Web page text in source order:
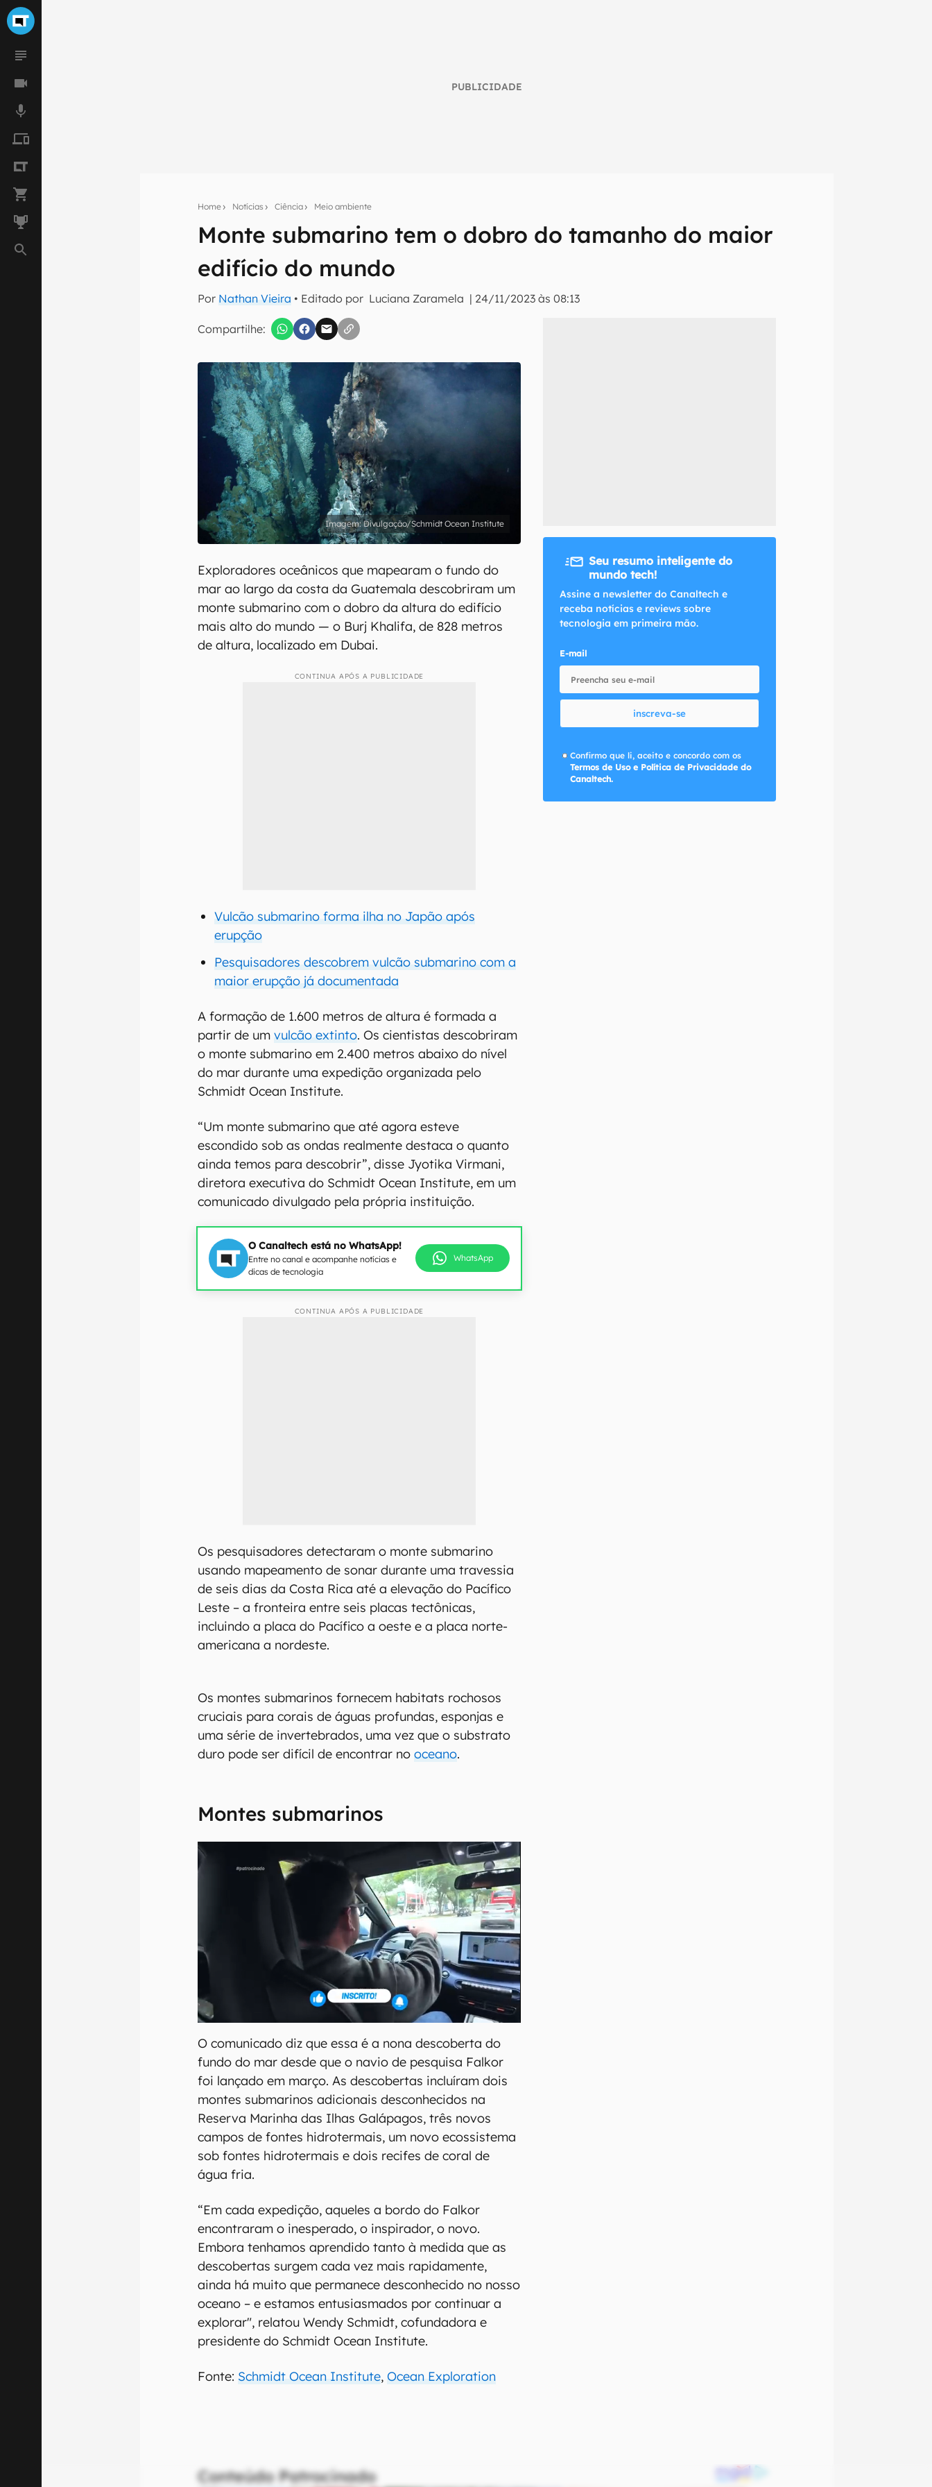
PUBLICIDADE
Home Notícias Ciência Meio ambiente
Monte submarino tem o dobro do tamanho do maior
edifício do mundo
Por Nathan Vieira • Editado por Luciana Zaramela | 24/11/2023 às 08:13
Compartilhe:
Seu resumo inteligente do mundo tech!
Assine a newsletter do Canaltech e receba notícias e reviews sobre tecnologia em primeira
mão.
Confirmo que li, aceito e concordo com os
Divulgação/Schmidt Ocean Institute
Exploradores oceânicos que mapearam o fundo do
mar ao largo da costa da Guatemala descobriram um
monte submarino com o dobro da altura do edifício
mais alto do mundo — o Burj Khalifa, de 828 metros
de altura, localizado em Dubai.
CONTINUA APÓS A PUBLICIDADE
Vulcão submarino forma ilha no Japão após
erupção
Pesquisadores descobrem vulcão submarino com a
maior erupção já documentada
A formação de 1.600 metros de altura é formada a
partir de umvulcão extinto. Os cientistas descobriram
o monte submarino em 2.400 metros abaixo do nível
do mar durante uma expedição organizada pelo
Schmidt Ocean Institute.
“Um monte submarino que até agora esteve
escondido sob as ondas realmente destaca o quanto
ainda temos para descobrir”, disse Jyotika Virmani,
diretora executiva do Schmidt Ocean Institute, em um
comunicado divulgado pela própria instituição.
O Canaltech está no WhatsApp!
Entre no canal e acompanhe notícias e
dicas de tecnologia
WhatsApp
CONTINUA APÓS A PUBLICIDADE
Os pesquisadores detectaram o monte submarino
usando mapeamento de sonar durante uma travessia
de seis dias da Costa Rica até a elevação do Pacífico
Leste – a fronteira entre seis placas tectônicas,
incluindo a placa do Pacífico a oeste e a placa norte-
americana a nordeste.
Os montes submarinos fornecem habitats rochosos
cruciais para corais de águas profundas, esponjas e
uma série de invertebrados, uma vez que o substrato
duro pode ser difícil de encontrar nooceano.
Montes submarinos
O comunicado diz que essa é a nona descoberta do
fundo do mar desde que o navio de pesquisa Falkor
foi lançado em março. As descobertas incluíram dois
montes submarinos adicionais desconhecidos na
Reserva Marinha das Ilhas Galápagos, três novos
campos de fontes hidrotermais, um novo ecossistema
sob fontes hidrotermais e dois recifes de coral de
água fria.
“Em cada expedição, aqueles a bordo do Falkor
encontraram o inesperado, o inspirador, o novo.
Embora tenhamos aprendido tanto à medida que as
descobertas surgem cada vez mais rapidamente,
ainda há muito que permanece desconhecido no nosso
oceano – e estamos entusiasmados por continuar a
explorar", relatou Wendy Schmidt, cofundadora e
presidente do Schmidt Ocean Institute.
Fonte: Schmidt Ocean Institute,Ocean Exploration
Seu resumo inteligente do
mundo tech!
Assine a newsletter do Canaltech e
receba notícias e reviews sobre
tecnologia em primeira mão.
E-mail
inscreva-se
Confirmo que li, aceito e concordo com os
Termos de Uso e Política de Privacidade do
Canaltech.